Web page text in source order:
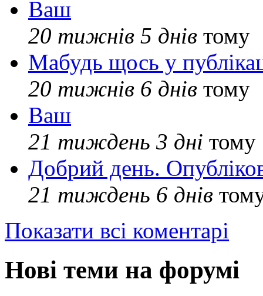
Ваш
20 тижнів 5 днів тому
Мабудь щось у
20 тижнів 6 днів тому
Ваш
21 тиждень 3 дні тому
Добрий день.
21 тиждень 6 днів
Показати всі коментарі
Нові теми на форумі